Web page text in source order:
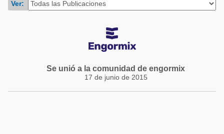
Acuacultura
Balanceados - Piensos
Comunidades en portugués
Ver:
Se unió a la comunidad de engormix
17 de junio de 2015